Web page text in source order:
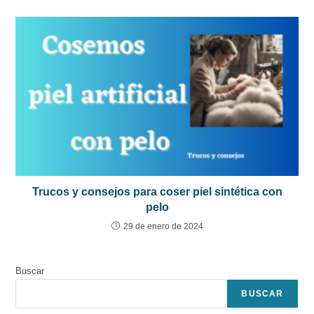
Trucos y consejos para coser piel sintética con
pelo
29 de enero de 2024
Buscar
BUSCAR